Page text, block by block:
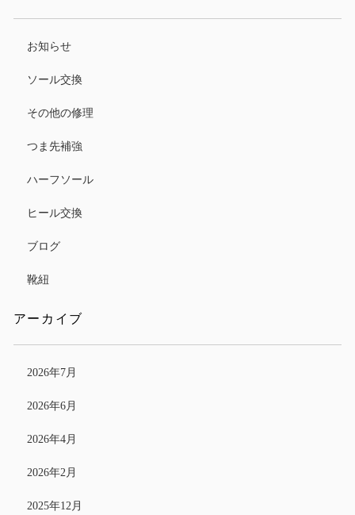
お知らせ
ソール交換
その他の修理
つま先補強
ハーフソール
ヒール交換
ブログ
靴紐
アーカイブ
2026年7月
2026年6月
2026年4月
2026年2月
2025年12月